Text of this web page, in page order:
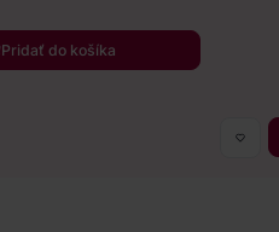
Pridať do košíka